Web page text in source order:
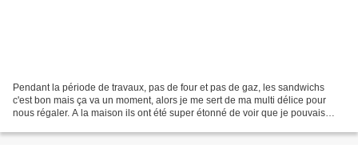
Pendant la période de travaux, pas de four et pas de gaz, les sandwichs
c'est bon mais ça va un moment, alors je me sert de ma multi délice pour
nous régaler. A la maison ils ont été super étonné de voir que je pouvais